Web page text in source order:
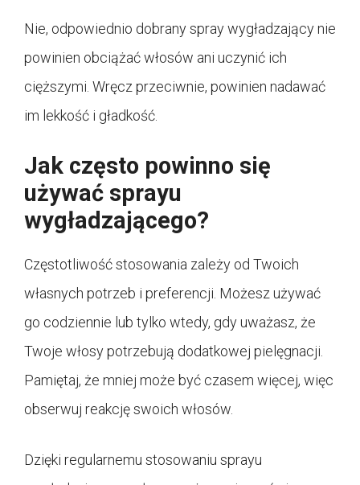
Nie, odpowiednio dobrany spray wygładzający nie
powinien obciążać włosów ani uczynić ich
cięższymi. Wręcz przeciwnie, powinien nadawać
im lekkość i gładkość.
Jak często powinno się
używać sprayu
wygładzającego?
Częstotliwość stosowania zależy od Twoich
własnych potrzeb i preferencji. Możesz używać
go codziennie lub tylko wtedy, gdy uważasz, że
Twoje włosy potrzebują dodatkowej pielęgnacji.
Pamiętaj, że mniej może być czasem więcej, więc
obserwuj reakcję swoich włosów.
Dzięki regularnemu stosowaniu sprayu